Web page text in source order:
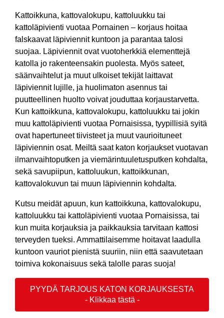
Kattoikkuna, kattovalokupu, kattoluukku tai
kattoläpivienti vuotaa Pornainen – korjaus hoitaa
falskaavat läpiviennit kuntoon ja parantaa talosi
suojaa. Läpiviennit ovat vuotoherkkiä elementtejä
katolla jo rakenteensakin puolesta. Myös sateet,
säänvaihtelut ja muut ulkoiset tekijät laittavat
läpiviennit lujille, ja huolimaton asennus tai
puutteellinen huolto voivat jouduttaa korjaustarvetta.
Kun kattoikkuna, kattovalokupu, kattoluukku tai jokin
muu kattoläpivienti vuotaa Pornaisissa, tyypillisiä syitä
ovat hapertuneet tiivisteet ja muut vaurioituneet
läpiviennin osat. Meiltä saat katon korjaukset vuotavan
ilmanvaihtoputken ja viemärintuuletusputken kohdalta,
sekä savupiipun, kattoluukun, kattoikkunan,
kattovalokuvun tai muun läpiviennin kohdalta.
Kutsu meidät apuun, kun kattoikkuna, kattovalokupu,
kattoluukku tai kattoläpivienti vuotaa Pornaisissa, tai
kun muita korjauksia ja paikkauksia tarvitaan kattosi
terveyden tueksi. Ammattilaisemme hoitavat laadulla
kuntoon vauriot pienistä suuriin, niin että saavutetaan
toimiva kokonaisuus sekä talolle paras suoja!
PYYDÄ TARJOUS KATON KORJAUKSESTA